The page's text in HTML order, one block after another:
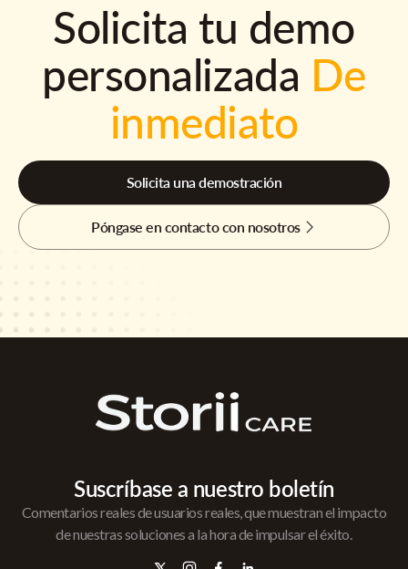
Solicita tu demo
personalizada De
inmediato
Solicita una demostración
Póngase en contacto con nosotros
Suscríbase a nuestro boletín
Comentarios reales de usuarios reales, que muestran el impacto
de nuestras soluciones a la hora de impulsar el éxito.